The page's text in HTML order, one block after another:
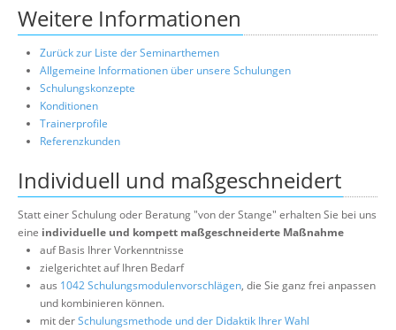
Weitere Informationen
Zurück zur Liste der Seminarthemen
Allgemeine Informationen über unsere Schulungen
Schulungskonzepte
Konditionen
Trainerprofile
Referenzkunden
Individuell und maßgeschneidert
Statt einer Schulung oder Beratung "von der Stange" erhalten Sie bei uns
eine individuelle und kompett maßgeschneiderte Maßnahme
auf Basis Ihrer Vorkenntnisse
zielgerichtet auf Ihren Bedarf
aus 1042 Schulungsmodulenvorschlägen, die Sie ganz frei anpassen
und kombinieren können.
mit derSchulungsmethode und der Didaktik Ihrer Wahl